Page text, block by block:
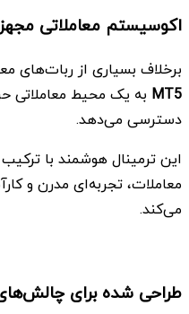
اکوسیستم معاملاتی
برخلاف بسیاری از ربات‌های
MT5 به یک محیط معاملاتی
دسترسی می‌دهد.
معاملات، تجربه‌ای مدرن و
می‌کند.
طراحی شده برای